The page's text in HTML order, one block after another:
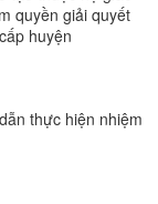
quyền giải quyết
huyện
thực hiện nhiệm